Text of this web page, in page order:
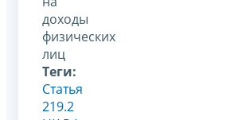
доходы
физических
лиц
Теги:
Статья
219.2